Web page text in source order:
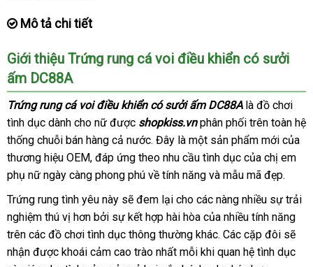
Mô tả chi tiết
Giới thiệu Trứng rung cá voi điều khiển có sưởi
ấm DC88A
Trứng rung cá voi điều khiển có sưởi ấm DC88Alà đồ chơi
tình dục dành cho nữ tốt
nhất
được shopkiss.vn phân phối trên toàn hệ
thống chuỗi bán hàng cả nướclắp
đặt
. Đây là một sản phẩm mới
mãi
của
thương hiệu OEMnhập
hàng
, đáp ứng theo nhu cầu tình dục link
web
của chị em
phụ nữ ngày càng phong phú về tính năng địa
và mẫu mã đẹp.
Trứng rung tình yêu này tư
vấn
sẽ đem lại cho lắp
đặt
các nàng nhiều sự trải
nghiệm thú vị hơn lừa
đảo
bởi sự kết hợp hài hòa tham
khảo
của nhiều tính năng
trên xuất
xứ
các đồ chơi tình dục thông thường khácmới
nhất
. Các cặp đôi bền
sẽ
nhận dễ
được khoái cảm cao trào nhất mỗi khi quan hệ tình dục